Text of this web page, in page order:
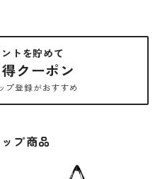
トを貯めて
クーポン
プ登録がおすすめ
プ商品